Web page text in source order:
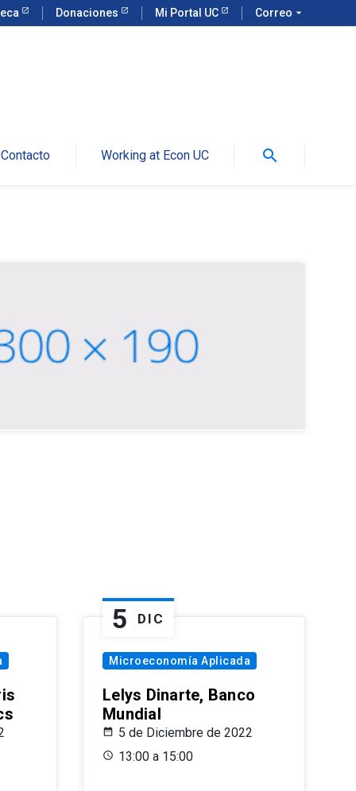
Donaciones Mi Portal UC Correo arrow_drop_down
Contacto Working at Econ UC search
5 DIC
Microeconomía Aplicada
Lelys Dinarte, Banco
Mundial
5 de Diciembre de 2022
13:00 a 15:00